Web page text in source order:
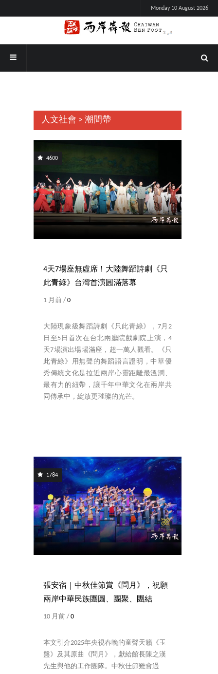
Monday 10 August 2026
人文社會 > 潮間帶
4600
4天7場座無虛席！大陸舞蹈詩劇《只
此青綠》台灣首演圓滿落幕
1 月前 /0
大陸現象級舞蹈詩劇《只此青綠》，7月2
日至5日首次在台北兩廳院戲劇院上演，4
天7場演出場場滿座，超一萬人觀看。《只
此青綠》用無聲的舞蹈語言證明，中華優
秀傳統文化是拉近兩岸心靈距離最溫潤、
最有力的紐帶，讓千年中華文化在兩岸共
同傳承中，綻放更璀璨的光芒。
1784
張安宿｜中秋佳節賞《問月》，祝願
兩岸中華民族團圓、團聚、團結
10 月前 / 0
本文引介2025年央視春晚的童聲天籟《玉
盤》及其原曲《問月》，獻給館長陳之漢
先生與他的工作團隊。中秋佳節雖會過